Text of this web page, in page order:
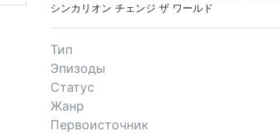
シンカリオン チェンジ ザ ワールド
Тип
Эпизоды
Статус
Жанр
Первоисточник